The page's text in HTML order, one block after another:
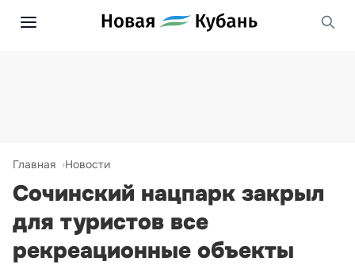
Главная Новости
Сочинский нацпарк закрыл
для туристов все
рекреационные объекты